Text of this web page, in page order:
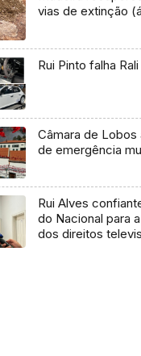
vias de extinção
Rui Pinto falha
Câmara de Lobos
de emergência
Rui Alves
do Nacional para
dos direitos